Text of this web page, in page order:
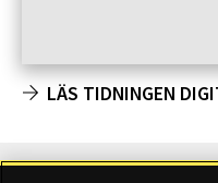
LÄS TIDNINGEN